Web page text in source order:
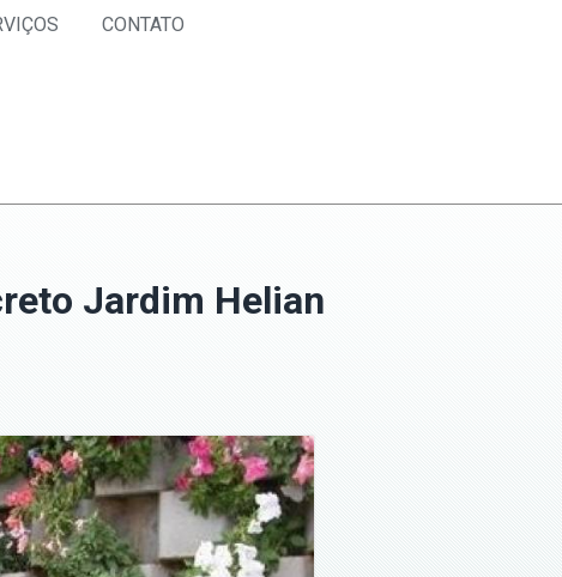
CONTATO
Jardim Helian